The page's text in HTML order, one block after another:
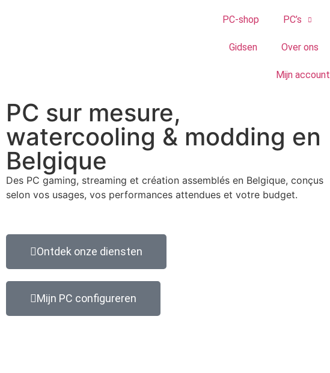
PC-shop PC’s
Gidsen Over ons
Mijn account
PC sur mesure,
watercooling & modding en
Belgique
Des PC gaming, streaming et création assemblés en Belgique, conçus
selon vos usages, vos performances attendues et votre budget.
Ontdek onze diensten
Mijn PC configureren